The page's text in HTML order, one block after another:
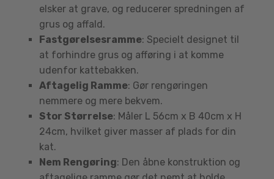
elsker at grave, og reducerer spredningen af
grus og affald.
Fastgørelsesramme: Specielt designet til
at forhindre grus og afføring i at komme
udenfor kattebakken.
Aftagelig Ramme: Gør rengøringen
nemmere og mere bekvem.
Stor Størrelse: Måler L 56cm x B 40cm x H
24cm, hvilket giver masser af plads for din
kat.
Nem Rengøring: Den åbne konstruktion og